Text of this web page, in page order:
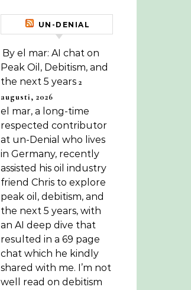
UN-DENIAL
By el mar: AI chat on
Peak Oil, Debitism, and
the next 5 years 2
augusti, 2026
el mar, a long-time
respected contributor
at un-Denial who lives
in Germany, recently
assisted his oil industry
friend Chris to explore
peak oil, debitism, and
the next 5 years, with
an AI deep dive that
resulted in a 69 page
chat which he kindly
shared with me. I’m not
well read on debitism